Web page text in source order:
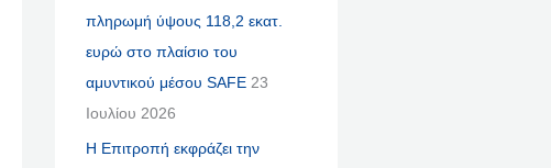
πληρωμή ύψους 118,2 εκατ.
ευρώ στο πλαίσιο του
αμυντικού μέσου SAFE 23
Ιουλίου 2026
Η Επιτροπή εκφράζει την